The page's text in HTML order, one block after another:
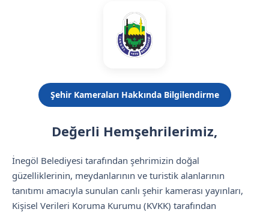
Şehir Kameraları Hakkında Bilgilendirme
Değerli Hemşehrilerimiz,
İnegöl Belediyesi tarafından şehrimizin doğal
güzelliklerinin, meydanlarının ve turistik alanlarının
tanıtımı amacıyla sunulan canlı şehir kamerası yayınları,
Kişisel Verileri Koruma Kurumu (KVKK) tarafından